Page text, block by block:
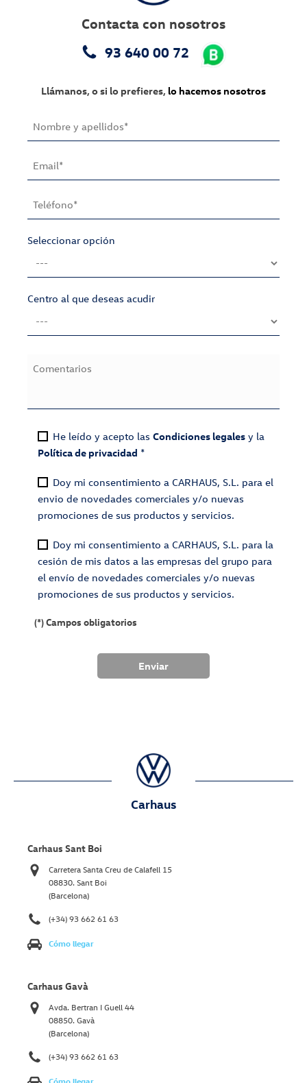
Contacta con nosotros
93 640 00 72
Llámanos, o si lo prefieres, lo hacemos nosotros
Seleccionar opción
Centro al que deseas acudir
He leído y acepto las Condiciones legales y la
Política de privacidad *
Doy mi consentimiento a CARHAUS, S.L. para el
envio de novedades comerciales y/o nuevas
promociones de sus productos y servicios.
Doy mi consentimiento a CARHAUS, S.L. para la
cesión de mis datos a las empresas del grupo para
el envío de novedades comerciales y/o nuevas
promociones de sus productos y servicios.
(*) Campos obligatorios
Carhaus
Carhaus Sant Boi
Carretera Santa Creu de Calafell 15
08830. Sant Boi
(Barcelona)
(+34) 93 662 61 63
Cómo llegar
Carhaus Gavà
Avda. Bertran I Guell 44
08850. Gavà
(Barcelona)
(+34) 93 662 61 63